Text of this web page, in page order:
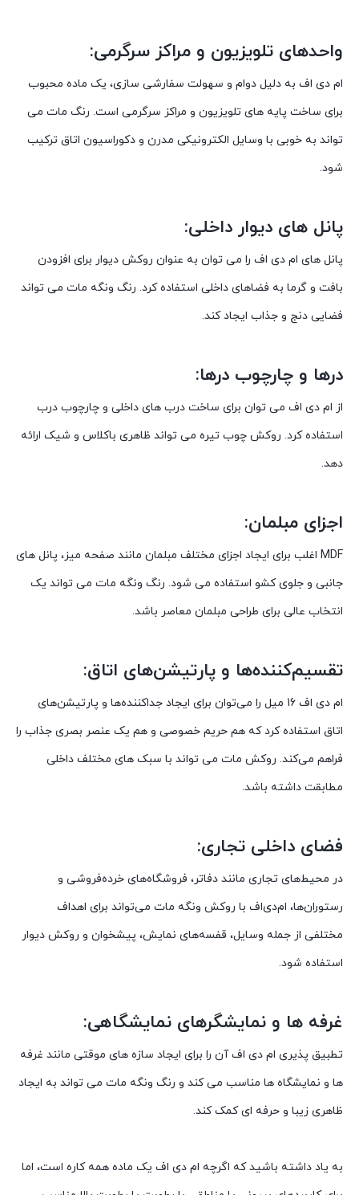
واحدهای تلویزیون و مراکز سرگرمی:
ام دی اف به دلیل دوام و سهولت سفارشی سازی، یک ماده محبوب
برای ساخت پایه های تلویزیون و مراکز سرگرمی است. رنگ مات می
تواند به خوبی با وسایل الکترونیکی مدرن و دکوراسیون اتاق ترکیب
شود.
پانل های دیوار داخلی:
پانل های ام دی اف را می توان به عنوان روکش دیوار برای افزودن
بافت و گرما به فضاهای داخلی استفاده کرد. رنگ ونگه مات می تواند
فضایی دنج و جذاب ایجاد کند.
درها و چارچوب درها:
از ام دی اف می توان برای ساخت درب های داخلی و چارچوب درب
استفاده کرد. روکش چوب تیره می تواند ظاهری باکلاس و شیک ارائه
دهد.
اجزای مبلمان:
MDF اغلب برای ایجاد اجزای مختلف مبلمان مانند صفحه میز، پانل های
جانبی و جلوی کشو استفاده می شود. رنگ ونگه مات می تواند یک
انتخاب عالی برای طراحی مبلمان معاصر باشد.
تقسیم‌کننده‌ها و پارتیشن‌های اتاق:
ام دی اف 16 میل را می‌توان برای ایجاد جداکننده‌ها و پارتیشن‌های
اتاق استفاده کرد که هم حریم خصوصی و هم یک عنصر بصری جذاب را
فراهم می‌کند. روکش مات می تواند با سبک های مختلف داخلی
مطابقت داشته باشد.
فضای داخلی تجاری:
در محیط‌های تجاری مانند دفاتر، فروشگاه‌های خرده‌فروشی و
رستوران‌ها، ام‌دی‌اف با روکش ونگه مات می‌تواند برای اهداف
مختلفی از جمله وسایل، قفسه‌های نمایش، پیشخوان و روکش دیوار
استفاده شود.
غرفه ها و نمایشگرهای نمایشگاهی:
تطبیق پذیری ام دی اف آن را برای ایجاد سازه های موقتی مانند غرفه
ها و نمایشگاه ها مناسب می کند و رنگ ونگه مات می تواند به ایجاد
ظاهری زیبا و حرفه ای کمک کند.
به یاد داشته باشید که اگرچه ام دی اف یک ماده همه کاره است، اما